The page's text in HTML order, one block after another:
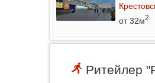
от 32м2
Ритейлер